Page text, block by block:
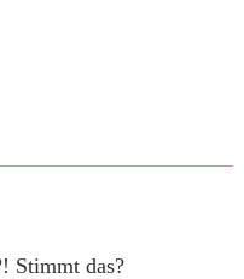
Stimmt das?